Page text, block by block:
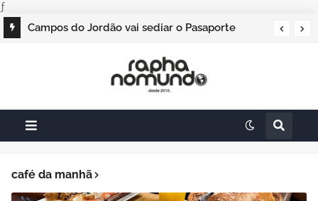
ƒ
Campos do Jordão vai sediar o Pasaporte
café da manhã